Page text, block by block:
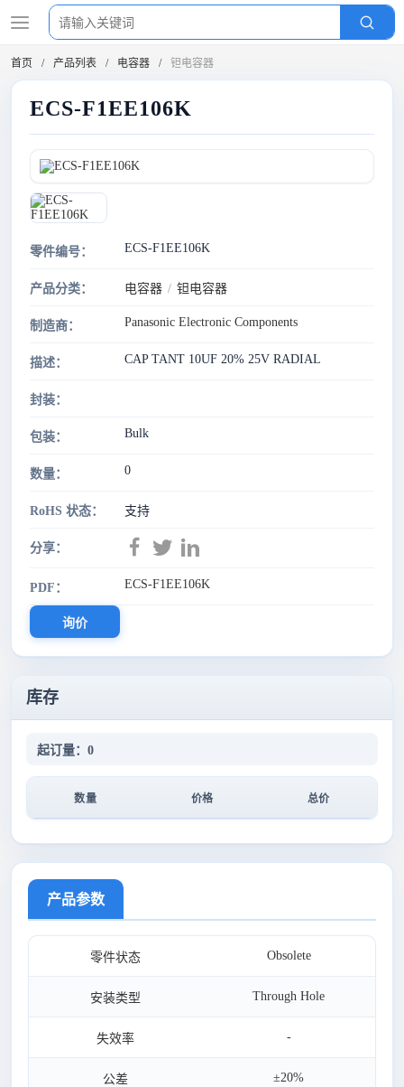
首页 产品列表 电容器 钽电容器
ECS-F1EE106K
零件编号： ECS-F1EE106K
产品分类： 电容器 / 钽电容器
制造商： Panasonic Electronic Components
描述： CAP TANT 10UF 20% 25V RADIAL
封装：
包装： Bulk
数量： 0
RoHS 状态： 支持
分享：
PDF： ECS-F1EE106K
询价
库存
起订量：0
数量 价格 总价
产品参数
零件状态 Obsolete
安装类型 Through Hole
失效率 -
公差 ±20%